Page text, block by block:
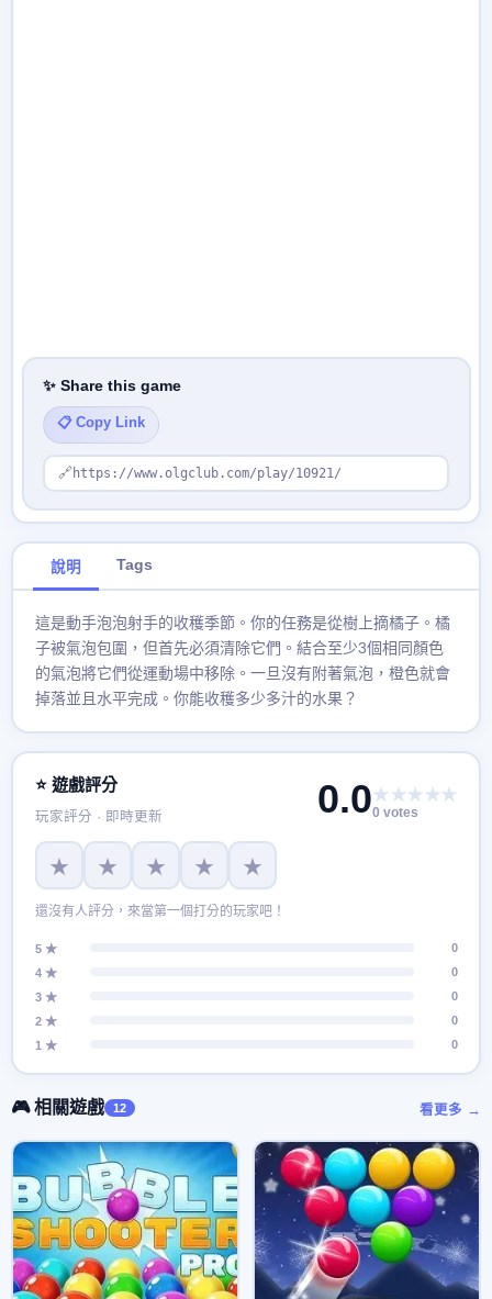
✨ Share this game
📋 Copy Link
🔗 https://www.olgclub.com/play/10921/
說明 Tags
這是動手泡泡射手的收穫季節。你的任務是從樹上摘橘子。橘
子被氣泡包圍，但首先必須清除它們。結合至少3個相同顏色
的氣泡將它們從運動場中移除。一旦沒有附著氣泡，橙色就會
掉落並且水平完成。你能收穫多少多汁的水果？
⭐ 遊戲評分
玩家評分 · 即時更新 0.0★★★★★
0 votes
★ ★ ★ ★ ★
還沒有人評分，來當第一個打分的玩家吧！
5 ★
0
4 ★
0
3 ★
0
2 ★
0
1 ★
0
🎮 相關遊戲 12 看更多 →